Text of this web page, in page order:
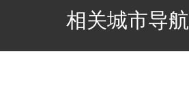
相关城市导航